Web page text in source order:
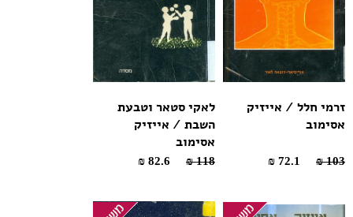
זרמי חלל / אייזיק
אסימוב
103 ₪
לאקי סטאר וטבעת
השבת / אייזיק
אסימוב
118 ₪